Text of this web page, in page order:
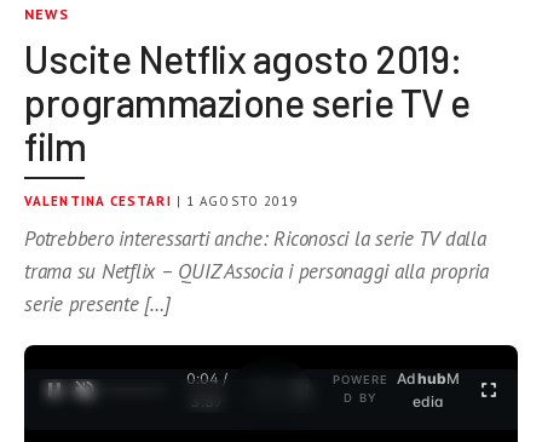
NEWS
Uscite Netflix agosto 2019:
programmazione serie TV e
film
VALENTINA CESTARI | 1 AGOSTO 2019
Potrebbero interessarti anche: Riconosci la serie TV dalla
trama su Netflix – QUIZ Associa i personaggi alla propria
serie presente […]
0:04 /
3:37
POWERE
D BY
AdhubM
edia